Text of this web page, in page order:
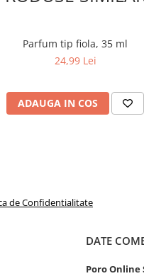
Parfum tip fiola, 35 ml
24,99 Lei
ADAUGA IN COS
de Confidentialitate
DATE
Poro Online